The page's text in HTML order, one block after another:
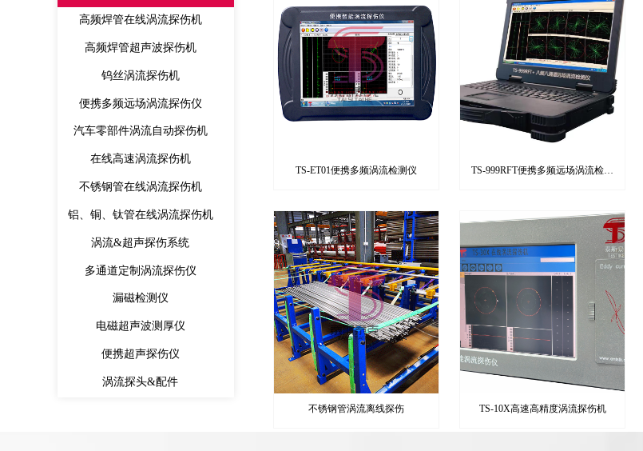
TS-ET01便携多频涡流检测仪
TS-999RFT便携多频远场涡流检测
不锈钢管涡流离线探伤 TS-10X高速高精度涡流探伤机
高频焊管在线涡流探伤机
高频焊管超声波探伤机
钨丝涡流探伤机
便携多频远场涡流探伤仪
汽车零部件涡流自动探伤机
在线高速涡流探伤机
不锈钢管在线涡流探伤机
铝、铜、钛管在线涡流探伤机
涡流&超声探伤系统
多通道定制涡流探伤仪
漏磁检测仪
电磁超声波测厚仪
便携超声探伤仪
涡流探头&配件